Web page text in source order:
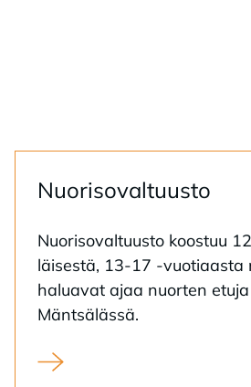
Nuo­ri­so­val­tuus­to
Nuo­ri­so­val­tuus­to koos­tuu
läi­ses­tä, 13-17 -vuo­ti­aas­ta
ha­lua­vat ajaa nuor­ten
Mänt­sä­läs­sä.
Nuorisovaltuusto